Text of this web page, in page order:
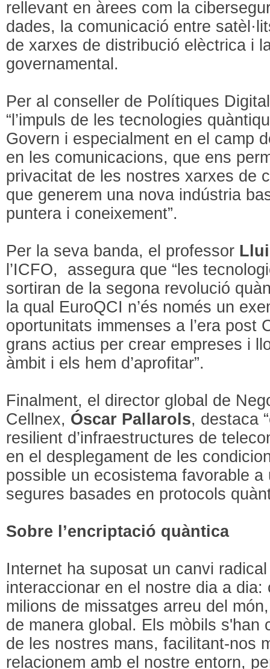
rellevant en àrees com la
dades, la comunicació entre
de xarxes de distribució elèctrica i
governamental.
Per al conseller de Polítiques
“l’impuls de les tecnologies
Govern i especialment en el camp
en les comunicacions, que ens
privacitat de les nostres xarxes de
que generem una nova indústria
puntera i coneixement”.
Per la seva banda, el professor
l’ICFO, assegura que “les
sortiran de la segona revolució
la qual EuroQCI n’és només un
oportunitats immenses a l’era post
grans actius per crear empreses i
àmbit i els hem d’aprofitar”.
Finalment, el director global de
Cellnex, Óscar Pallarols, destaca
resilient d’infraestructures de
en el desplegament de les
possible un ecosistema favorable
segures basades en protocols
Sobre l’encriptació quàntica
Internet ha suposat un canvi
interaccionar en el nostre dia a dia:
milions de missatges arreu del
de manera global. Els mòbils s'han
de les nostres mans, facilitant-nos
relacionem amb el nostre entorn,